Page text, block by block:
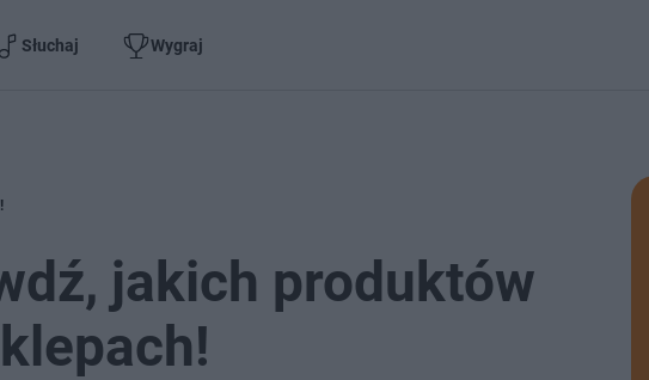
Słuchaj Wygraj
jakich produktów